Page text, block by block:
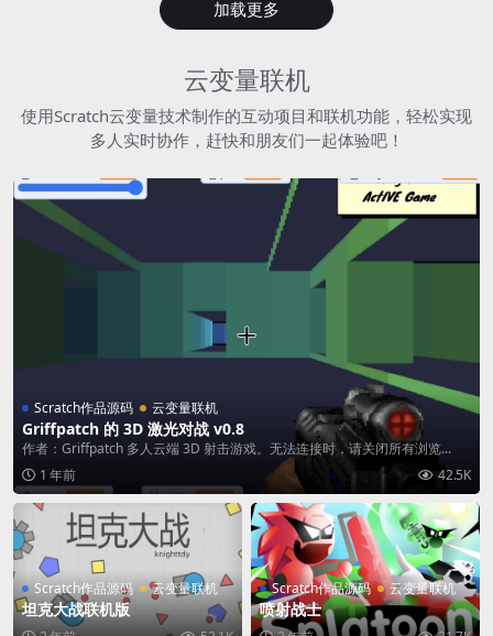
加载更多
云变量联机
使用Scratch云变量技术制作的互动项目和联机功能，轻松实现
多人实时协作，赶快和朋友们一起体验吧！
Scratch作品源码 云变量联机
Griffpatch 的 3D 激光对战 v0.8
作者：Griffpatch 多人云端 3D 射击游戏。无法连接时，请关闭所有浏览...
1 年前
42.5K
Scratch作品源码 云变量联机
坦克大战联机版
Scratch作品源码 云变量联机
喷射战士